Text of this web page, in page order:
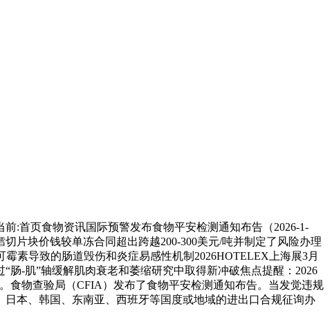
首页食物资讯国际预警发布食物平安检测通知布告（2026-1-
片块价钱较单冻合同超出跨越200-300美元/吨并制定了风险办理
素导致的肠道毁伤和炎症易感性机制2026HOTELEX上海展3月
-肌”轴缓解肌肉衰老和萎缩研究中取得新冲破焦点提醒：2026
食物查验局（CFIA）发布了食物平安检测通知布告。当发觉违规
本、韩国、东南亚、西班牙等国度或地域的进出口合规征询办